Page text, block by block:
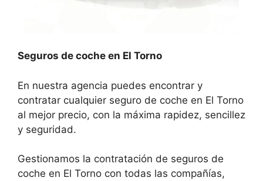
Seguros de coche en El Torno
En nuestra agencia puedes encontrar y
contratar cualquier seguro de coche en El Torno
al mejor precio, con la máxima rapidez, sencillez
y seguridad.
Gestionamos la contratación de seguros de
coche en El Torno con todas las compañías,